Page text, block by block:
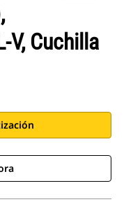
V, Cuchilla